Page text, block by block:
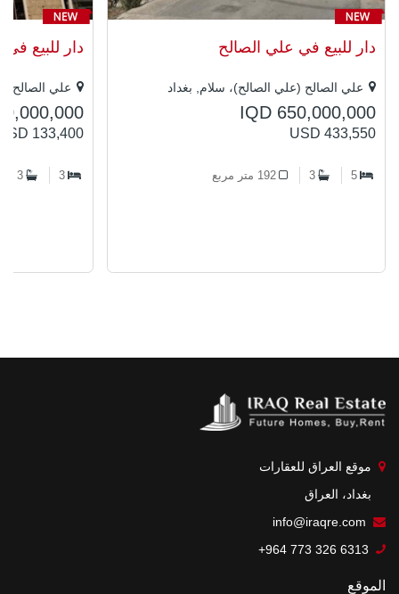
دار للبيع في علي الصالح
علي الصالح (علي الصالح)، سلام, بغداد
IQD 650,000,000
USD 433,550
5
3 192 متر مربع
دار للبيع
علي الصالح
133,400
3
3
موقع العراق للعقارات
بغداد، العراق
info@iraqre.com
+964 773 326 6313
الموقع